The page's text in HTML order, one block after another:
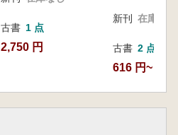
古書 1 点
2,750 円
新刊 在庫なし
古書 2 点
616 円~